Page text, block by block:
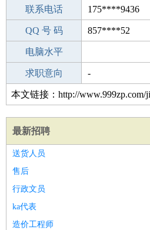
期望月薪
联系电话 175****9436
手机号码 175****9436
QQ 号 码 857****52
微信号码
电脑水平
外语水平
求职意向 -
本文链接：http://www.999zp.com/
最新招聘
送货人员
售后
行政文员
ka代表
造价工程师